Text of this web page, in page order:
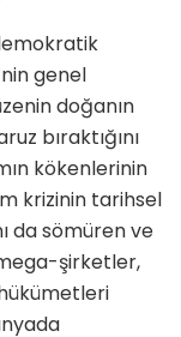
genel
doğanın
bıraktığını
kökenlerinin
krizinin tarihsel
da sömüren ve
şirketler,